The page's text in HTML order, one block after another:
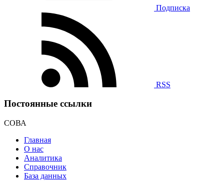
Подписка
RSS
Постоянные ссылки
СОВА
Главная
О нас
Аналитика
Справочник
База данных